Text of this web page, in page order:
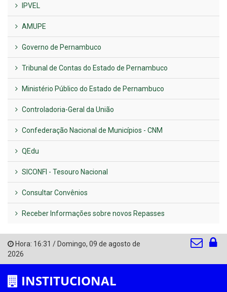
IPVEL
AMUPE
Governo de Pernambuco
Tribunal de Contas do Estado de Pernambuco
Ministério Público do Estado de Pernambuco
Controladoria-Geral da União
Confederação Nacional de Municípios - CNM
QEdu
SICONFI - Tesouro Nacional
Consultar Convênios
Receber Informações sobre novos Repasses
Hora: 16:31 / Domingo, 09 de agosto de
2026
INSTITUCIONAL